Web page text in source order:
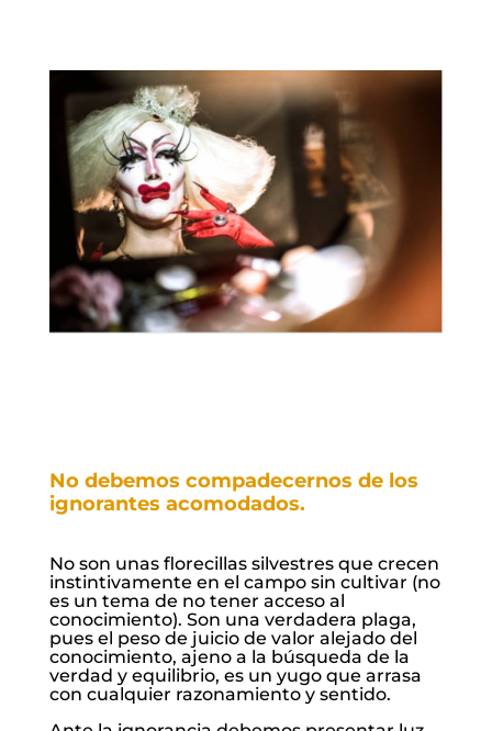
No debemos compadecernos de los
ignorantes acomodados.
No son unas florecillas silvestres que crecen
instintivamente en el campo sin cultivar (no
es un tema de no tener acceso al
conocimiento). Son una verdadera plaga,
pues el peso de juicio de valor alejado del
conocimiento, ajeno a la búsqueda de la
verdad y equilibrio, es un yugo que arrasa
con cualquier razonamiento y sentido.